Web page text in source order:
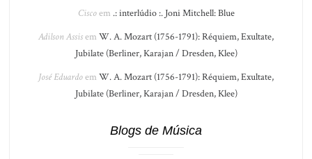
Ciscoem .: interlúdio :. Joni Mitchell: Blue
Adilson Assisem W. A. Mozart (1756-1791): Réquiem, Exultate,
Jubilate (Berliner, Karajan / Dresden, Klee)
José Eduardoem W. A. Mozart (1756-1791): Réquiem, Exultate,
Jubilate (Berliner, Karajan / Dresden, Klee)
Blogs de Música